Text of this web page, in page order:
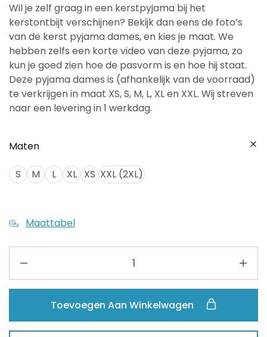
Wil je zelf graag in een kerstpyjama bij het
kerstontbijt verschijnen? Bekijk dan eens de foto’s
van de kerst pyjama dames, en kies je maat. We
hebben zelfs een korte video van deze pyjama, zo
kun je goed zien hoe de pasvorm is en hoe hij staat.
Deze pyjama dames is (afhankelijk van de voorraad)
te verkrijgen in maat XS, S, M, L, XL en XXL. Wij streven
naar een levering in 1 werkdag.
Maten
S M L XL XS XXL (2XL)
Maattabel
Toevoegen Aan Winkelwagen